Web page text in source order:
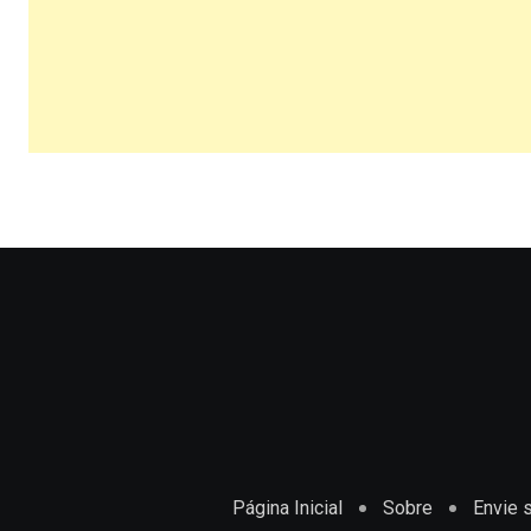
Página Inicial Sobre Envie